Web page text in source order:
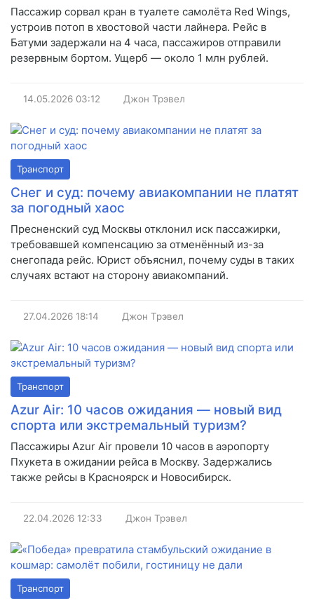
Пассажир сорвал кран в туалете самолёта Red Wings,
устроив потоп в хвостовой части лайнера. Рейс в
Батуми задержали на 4 часа, пассажиров отправили
резервным бортом. Ущерб — около 1 млн рублей.
14.05.2026 03:12 Джон Трэвел
Транспорт
Снег и суд: почему авиакомпании не платят
за погодный хаос
Пресненский суд Москвы отклонил иск пассажирки,
требовавшей компенсацию за отменённый из-за
снегопада рейс. Юрист объяснил, почему суды в таких
случаях встают на сторону авиакомпаний.
27.04.2026 18:14 Джон Трэвел
Транспорт
Azur Air: 10 часов ожидания — новый вид
спорта или экстремальный туризм?
Пассажиры Azur Air провели 10 часов в аэропорту
Пхукета в ожидании рейса в Москву. Задержались
также рейсы в Красноярск и Новосибирск.
22.04.2026 12:33 Джон Трэвел
Транспорт